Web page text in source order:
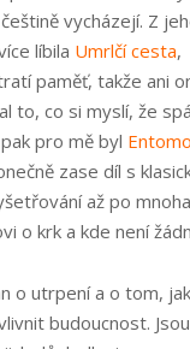
vycházejí. Z
líbila Umrlčí cesta,
paměť, takže ani
to, co si myslí, že
pro mě byl
zase díl s
až po
o krk a kde není
o utrpení a o tom, jak
budoucnost. Jsou